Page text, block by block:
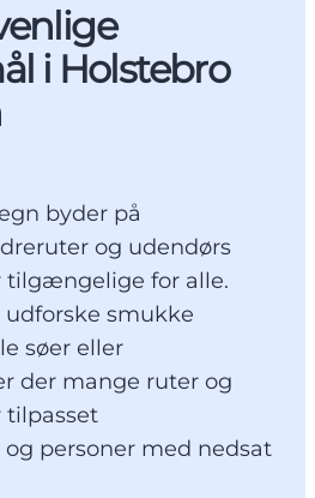
i Holstebro
byder på
og udendørs
tilgængelige for alle.
smukke
søer eller
der mange ruter og
tilpasset
personer med nedsat